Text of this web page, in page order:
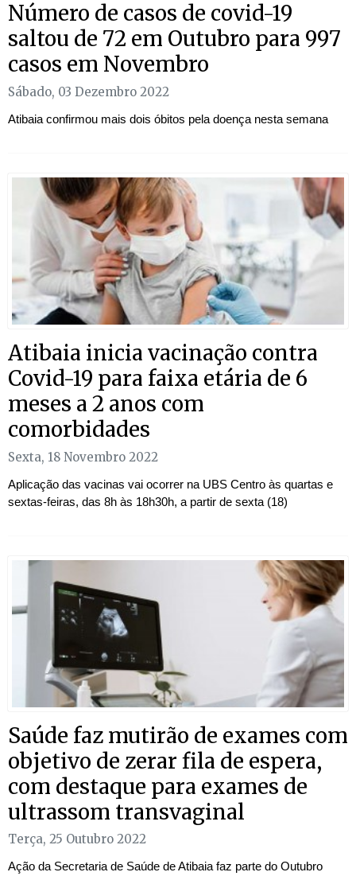
Número de casos de covid-19
saltou de 72 em Outubro para 997
casos em Novembro
Sábado, 03 Dezembro 2022
Atibaia confirmou mais dois óbitos pela doença nesta semana
Atibaia inicia vacinação contra
Covid-19 para faixa etária de 6
meses a 2 anos com
comorbidades
Sexta, 18 Novembro 2022
Aplicação das vacinas vai ocorrer na UBS Centro às quartas e
sextas-feiras, das 8h às 18h30h, a partir de sexta (18)
Saúde faz mutirão de exames com
objetivo de zerar fila de espera,
com destaque para exames de
ultrassom transvaginal
Terça, 25 Outubro 2022
Ação da Secretaria de Saúde de Atibaia faz parte do Outubro